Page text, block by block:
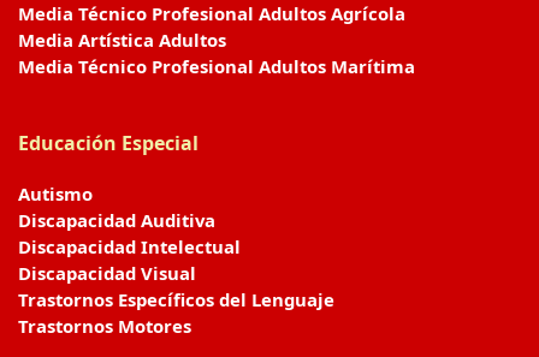
Media Técnico Profesional Adultos Agrícola
Media Artística Adultos
Media Técnico Profesional Adultos Marítima
Educación Especial
Autismo
Discapacidad Auditiva
Discapacidad Intelectual
Discapacidad Visual
Trastornos Específicos del Lenguaje
Trastornos Motores